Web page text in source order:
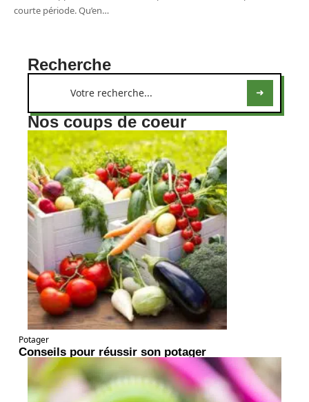
courte période. Qu’en…
Recherche
Nos coups de coeur
Potager
Conseils pour réussir son potager